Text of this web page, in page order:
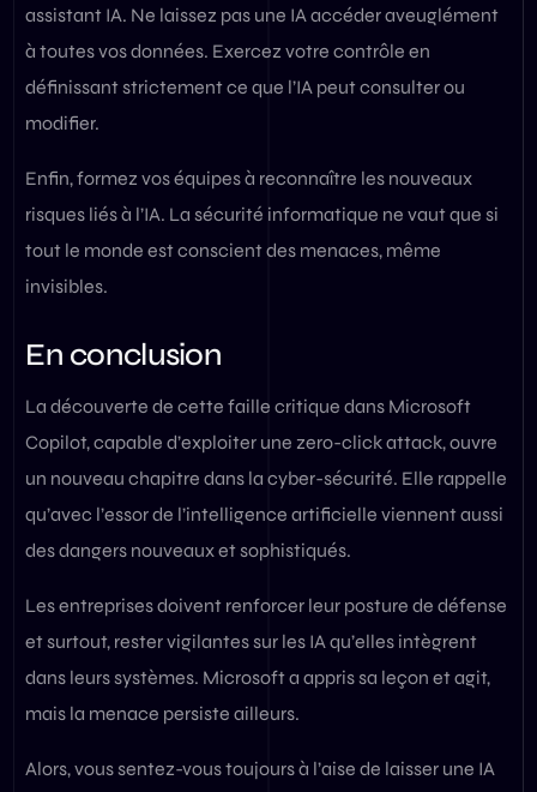
assistant IA. Ne laissez pas une IA accéder aveuglément
à toutes vos données. Exercez votre contrôle en
définissant strictement ce que l’IA peut consulter ou
modifier.
Enfin, formez vos équipes à reconnaître les nouveaux
risques liés à l’IA. La sécurité informatique ne vaut que si
tout le monde est conscient des menaces, même
invisibles.
En conclusion
La découverte de cette faille critique dans Microsoft
Copilot, capable d’exploiter une zero-click attack, ouvre
un nouveau chapitre dans la cyber-sécurité. Elle rappelle
qu’avec l’essor de l’intelligence artificielle viennent aussi
des dangers nouveaux et sophistiqués.
Les entreprises doivent renforcer leur posture de défense
et surtout, rester vigilantes sur les IA qu’elles intègrent
dans leurs systèmes. Microsoft a appris sa leçon et agit,
mais la menace persiste ailleurs.
Alors, vous sentez-vous toujours à l’aise de laisser une IA